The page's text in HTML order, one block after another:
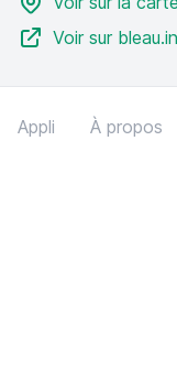
Voir sur
Appli À propos